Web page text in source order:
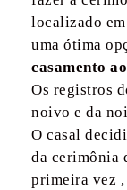
localizado
uma ótima
casamento
Os registros
noivo e da
O casal
da cerimônia
primeira vez